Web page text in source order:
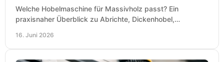
Welche Hobelmaschine für Massivholz passt? Ein
praxisnaher Überblick zu Abrichte, Dickenhobel,
16. Juni 2026